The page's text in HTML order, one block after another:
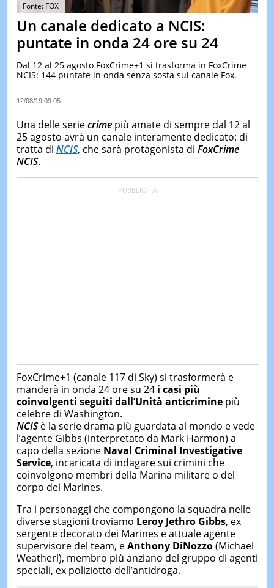
&
TEST
LE
Fonte: FOX
Un canale dedicato a NCIS:
puntate in onda 24 ore su 24
Dal 12 al 25 agosto FoxCrime+1 si trasforma in FoxCrime
NCIS: 144 puntate in onda senza sosta sul canale Fox.
12/08/19 09:05
Una delle seriecrimepiù amate di sempre dal 12 al
25 agosto avrà un canale interamente dedicato: di
tratta di NCIS, che sarà protagonista di FoxCrime
NCIS.
FoxCrime+1 (canale 117 di Sky) si trasformerà e
manderà in onda 24 ore su 24 i casi più
coinvolgenti seguiti dall’Unità anticriminepiù
celebre di Washington.
NCISè la serie drama più guardata al mondo e vede
l’agente Gibbs (interpretato da Mark Harmon) a
capo della sezione Naval Criminal Investigative
Service, incaricata di indagare sui crimini che
coinvolgono membri della Marina militare o del
corpo dei Marines.
Tra i personaggi che compongono la squadra nelle
diverse stagioni troviamo Leroy Jethro Gibbs, ex
sergente decorato dei Marines e attuale agente
supervisore del team, eAnthony DiNozzo(Michael
Weatherl), membro più anziano del gruppo di agenti
speciali, ex poliziotto dell’antidroga.